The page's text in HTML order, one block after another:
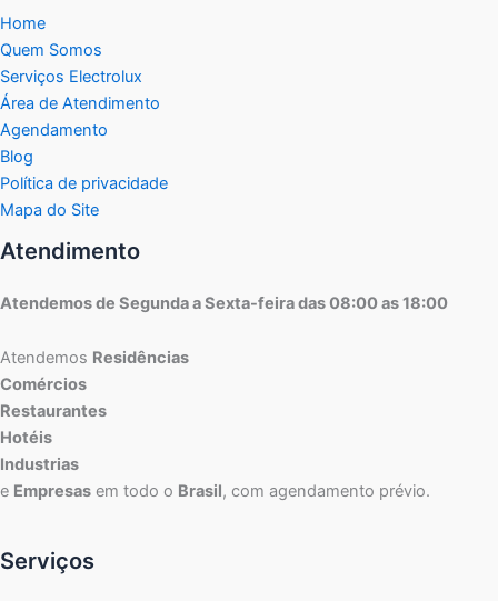
Home
Quem Somos
Serviços Electrolux
Área de Atendimento
Agendamento
Blog
Política de privacidade
Mapa do Site
Atendimento
Atendemos de Segunda a Sexta-feira das 08:00 as 18:00
Atendemos Residências
Comércios
Restaurantes
Hotéis
Industrias
e Empresas em todo o Brasil, com agendamento prévio.
Serviços